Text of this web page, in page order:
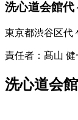
洗心道会館代
東京都渋谷区代
責任者：髙山 健
洗心道会